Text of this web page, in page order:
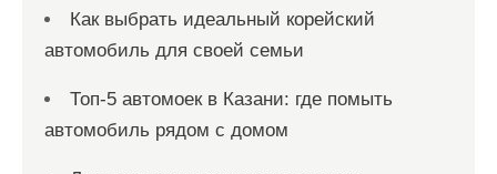
Как выбрать идеальный корейский
автомобиль для своей семьи
Топ-5 автомоек в Казани: где помыть
автомобиль рядом с домом